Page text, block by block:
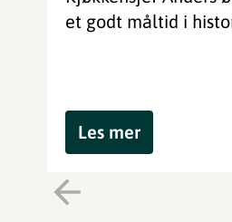
et godt måltid i
Les mer